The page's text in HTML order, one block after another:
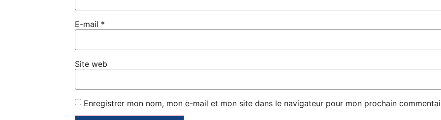
E-mail *
Site web
Enregistrer mon nom, mon e-mail et mon site dans le navigateur pour mon prochain